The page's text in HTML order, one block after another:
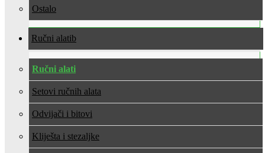
Ostalo
Ručni alati
Ručni alati
Setovi ručnih alata
Odvijači i bitovi
Kliješta i stezaljke